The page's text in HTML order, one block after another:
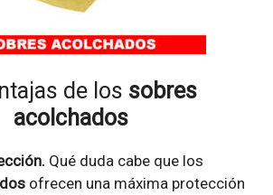
de los sobres
acolchados
Qué duda cabe que los
ofrecen una máxima protección